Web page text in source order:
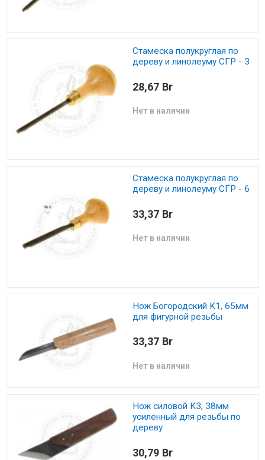
Стамеска полукруглая по
дереву и линолеуму СГР - 3
28,67 Br
Нет в наличии
Стамеска полукруглая по
дереву и линолеуму СГР - 6
33,37 Br
Нет в наличии
Нож Богородский K1, 65мм
для фигурной резьбы
33,37 Br
Нет в наличии
Нож силовой K3, 38мм
усиленный для резьбы по
дереву
30,79 Br